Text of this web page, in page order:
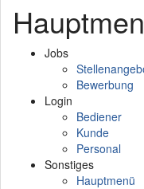
Kunde
Personal
Hauptmenü
Jobs
Bewerbung
Login
Bediener
Kunde
Personal
Sonstiges
Hauptmenü